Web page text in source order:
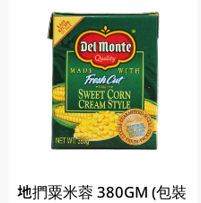
地捫粟米蓉 380GM (包裝